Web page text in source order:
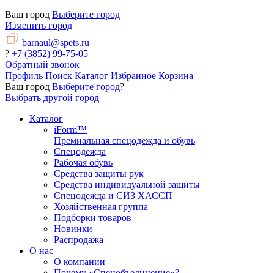
Ваш город Выберите город
Изменить город
barnaul@spets.ru
? +7 (3852) 99-75-05
Обратный звонок
Профиль Поиск Каталог Избранное Корзина
Ваш город Выберите город?
Выбрать другой город
Каталог
iForm™
Премиальная спецодежда и обувь
Спецодежда
Рабочая обувь
Средства защиты рук
Средства индивидуальной защиты
Спецодежда и СИЗ ХАССП
Хозяйственная группа
Подборки товаров
Новинки
Распродажа
О нас
О компании